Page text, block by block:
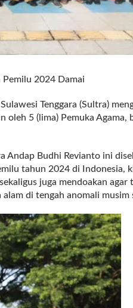
2024 Damai
Tenggara (Sultra)
oleh 5 (lima) Pemuka Agama,
Andap Budhi Revianto ini
tahun 2024 di Indonesia,
juga mendoakan agar
di tengah anomali musim